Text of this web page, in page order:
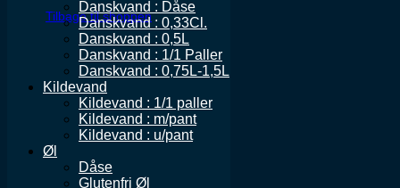
Tilbage til shoppen
Danskvand : Dåse
Danskvand : 0,33Cl.
Danskvand : 0,5L
Danskvand : 1/1 Paller
Danskvand : 0,75L-1,5L
Kildevand
Kildevand : 1/1 paller
Kildevand : m/pant
Kildevand : u/pant
Øl
Dåse
Glutenfri Øl